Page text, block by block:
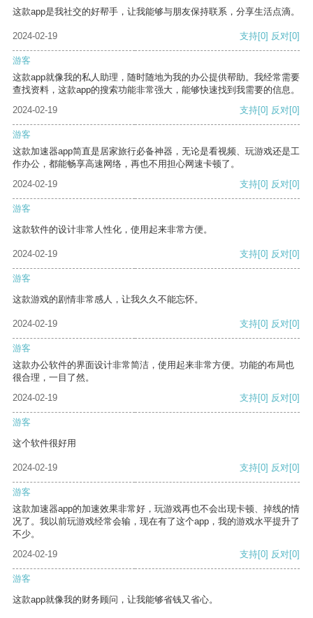
这款app是我社交的好帮手，让我能够与朋友保持联系，分享生活点滴。
2024-02-19 支持[0] 反对[0]
游客
这款app就像我的私人助理，随时随地为我的办公提供帮助。我经常需要
查找资料，这款app的搜索功能非常强大，能够快速找到我需要的信息。
2024-02-19
支持[0] 反对[0]
游客
这款加速器app简直是居家旅行必备神器，无论是看视频、玩游戏还是工
作办公，都能畅享高速网络，再也不用担心网速卡顿了。
2024-02-19
支持[0] 反对[0]
游客
这款软件的设计非常人性化，使用起来非常方便。
2024-02-19 支持[0] 反对[0]
游客
这款游戏的剧情非常感人，让我久久不能忘怀。
2024-02-19 支持[0] 反对[0]
游客
这款办公软件的界面设计非常简洁，使用起来非常方便。功能的布局也
很合理，一目了然。
2024-02-19
支持[0] 反对[0]
游客
这个软件很好用
2024-02-19 支持[0] 反对[0]
游客
这款加速器app的加速效果非常好，玩游戏再也不会出现卡顿、掉线的情
况了。我以前玩游戏经常会输，现在有了这个app，我的游戏水平提升了
不少。
2024-02-19
支持[0] 反对[0]
游客
这款app就像我的财务顾问，让我能够省钱又省心。